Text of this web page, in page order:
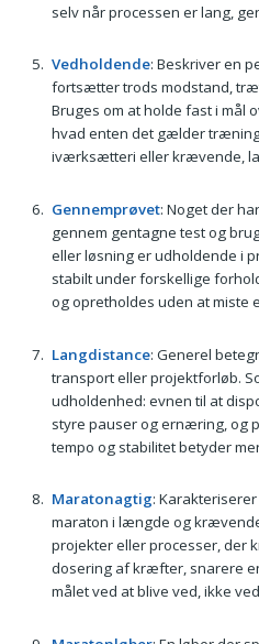
selv når processen er lang,
Vedholdende: Beskriver en
fortsætter trods modstand,
Bruges om at holde fast i mål
hvad enten det gælder
iværksætteri eller krævende,
Gennemprøvet: Noget der
gennem gentagne test og
eller løsning er udholdende i
stabilt under forskellige
og opretholdes uden at miste
Langdistance: Generel
transport eller projektforløb.
udholdenhed: evnen til at
styre pauser og ernæring, og
tempo og stabilitet betyder
Maratonagtig:
maraton i længde og
projekter eller processer, der
dosering af kræfter, snarere
målet ved at blive ved, ikke